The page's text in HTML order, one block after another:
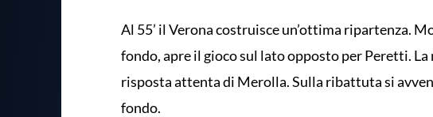
Al 55’ il Verona costruisce un’ottima ripartenza.
fondo, apre il gioco sul lato opposto per Peretti.
risposta attenta di Merolla. Sulla ribattuta si
fondo.